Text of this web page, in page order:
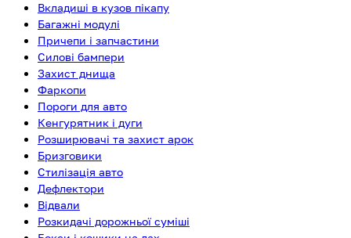
Вкладиші в кузов пікапу
Багажні модулі
Причепи і запчастини
Силові бампери
Захист днища
Фаркопи
Пороги для авто
Кенгурятник і дуги
Розширювачі та захист арок
Бризговики
Стилізація авто
Дефлектори
Відвали
Розкидачі дорожньої суміші